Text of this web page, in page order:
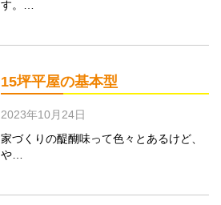
す。…
15坪平屋の基本型
2023年10月24日
家づくりの醍醐味って色々とあるけど、
や…